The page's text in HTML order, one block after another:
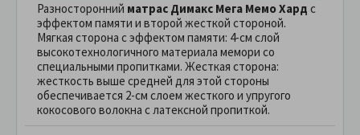
Разносторонний матрас Димакс Мега Мемо Хард с
эффектом памяти и второй жесткой стороной.
Мягкая сторона с эффектом памяти: 4-см слой
высокотехнологичного материала мемори со
специальными пропитками. Жесткая сторона:
жесткость выше средней для этой стороны
обеспечивается 2-см слоем жесткого и упругого
кокосового волокна с латексной пропиткой.